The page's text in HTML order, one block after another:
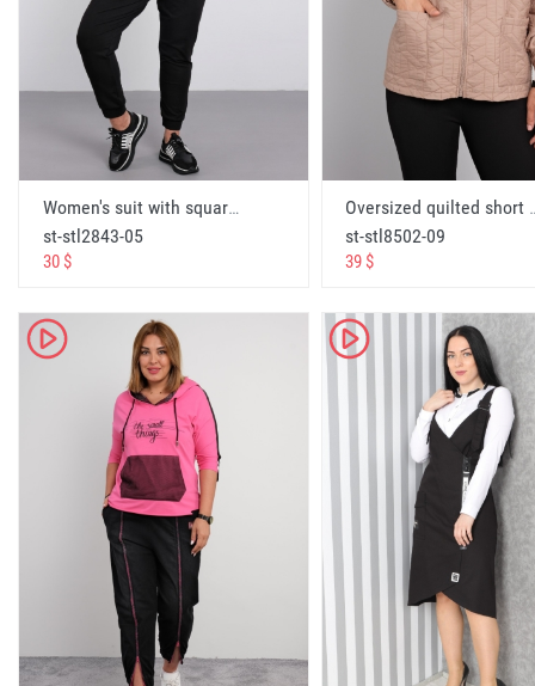
оптом женское платье
الجمله لباس المرأة
Wholesale büyük beden
Wholesale large size
Оптом большой размер
الجملة الكبيرة الحجم
toptan battal elbiseler
Wholesale battal dresses
Платья баталь
فساتين باتل بالجمله
online alışveriş
online shopping
Онлайн шоппинг
التسوق عبر الانترنت
Toptan satış dükkan
wholesale shop
оптовый магазин
متجر الجملة
Women's suit with square print on the front and stone embroidered around the print - Green
st-stl2843-05
30 $
Oversized
st-stl8502-09
39 $
K K